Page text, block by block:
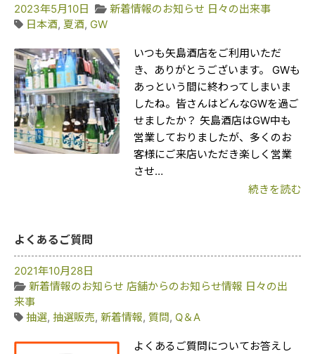
2023年5月10日 新着情報のお知らせ 日々の出来事
日本酒, 夏酒, GW
いつも矢島酒店をご利用いただ
き、ありがとうございます。 GWも
あっという間に終わってしまいま
したね。皆さんはどんなGWを過ご
せましたか？ 矢島酒店はGW中も
営業しておりましたが、多くのお
客様にご来店いただき楽しく営業
させ…
続きを読む
よくあるご質問
2021年10月28日
新着情報のお知らせ 店舗からのお知らせ情報 日々の出
来事
抽選, 抽選販売, 新着情報, 質問, Q＆A
よくあるご質問についてお答えし